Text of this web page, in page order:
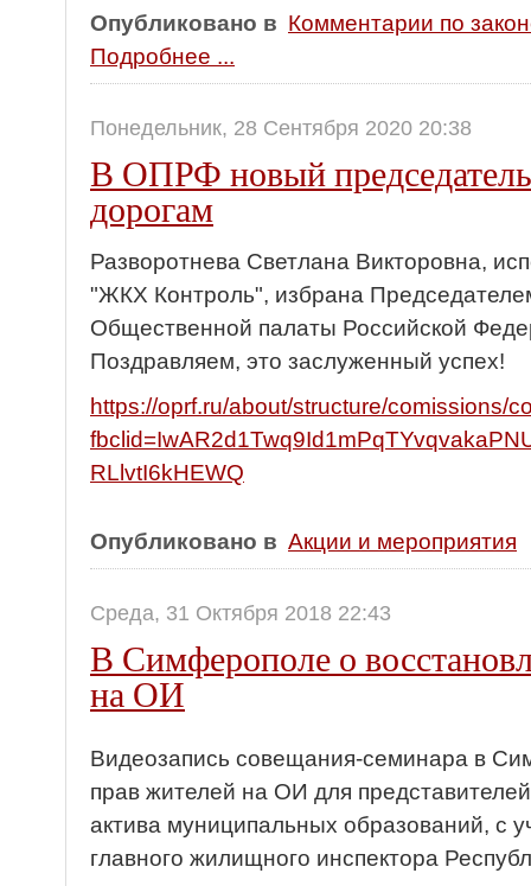
Опубликовано в Комментарии по
Подробнее ...
Понедельник, 28 Сентября 2020 20:38
В ОПРФ новый
дорогам
Разворотнева Светлана Викторовна,
"ЖКХ Контроль", избрана
Общественной палаты Российской
Поздравляем, это заслуженный успех!
https://oprf.ru/about/structure/comissions/
RLlvtI6kHEWQ
Опубликовано в Акции и мероприятия
Среда, 31 Октября 2018 22:43
В Симферополе о
на ОИ
Видеозапись совещания-семинара в
прав жителей на ОИ для
актива муниципальных образований, с
главного жилищного инспектора